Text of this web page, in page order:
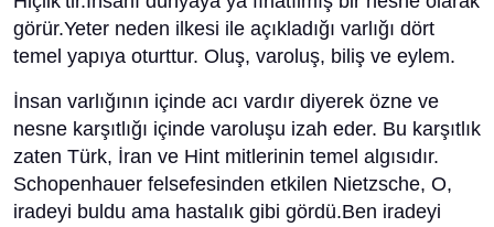
görür.Yeter neden ilkesi ile açıkladığı varlığı dört
temel yapıya oturttur. Oluş, varoluş, biliş ve eylem.
İnsan varlığının içinde acı vardır diyerek özne ve
nesne karşıtlığı içinde varoluşu izah eder. Bu karşıtlık
zaten Türk, İran ve Hint mitlerinin temel algısıdır.
Schopenhauer felsefesinden etkilen Nietzsche, O,
iradeyi buldu ama hastalık gibi gördü.Ben iradeyi